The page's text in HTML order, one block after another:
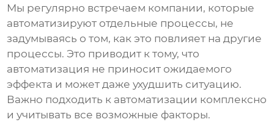
Мы регулярно встречаем компании, которые
автоматизируют отдельные процессы, не
задумываясь о том, как это повлияет на другие
процессы. Это приводит к тому, что
автоматизация не приносит ожидаемого
эффекта и может даже ухудшить ситуацию.
Важно подходить к автоматизации комплексно
и учитывать все возможные факторы.